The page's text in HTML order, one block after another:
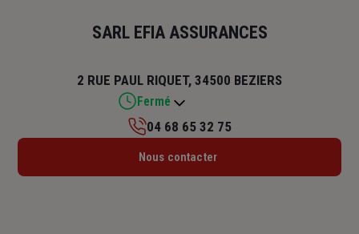
SARL EFIA ASSURANCES
2 RUE PAUL RIQUET, 34500 BEZIERS
Fermé
Lundi : 09h – 12h
04 68 65 32 75
Nous contacter